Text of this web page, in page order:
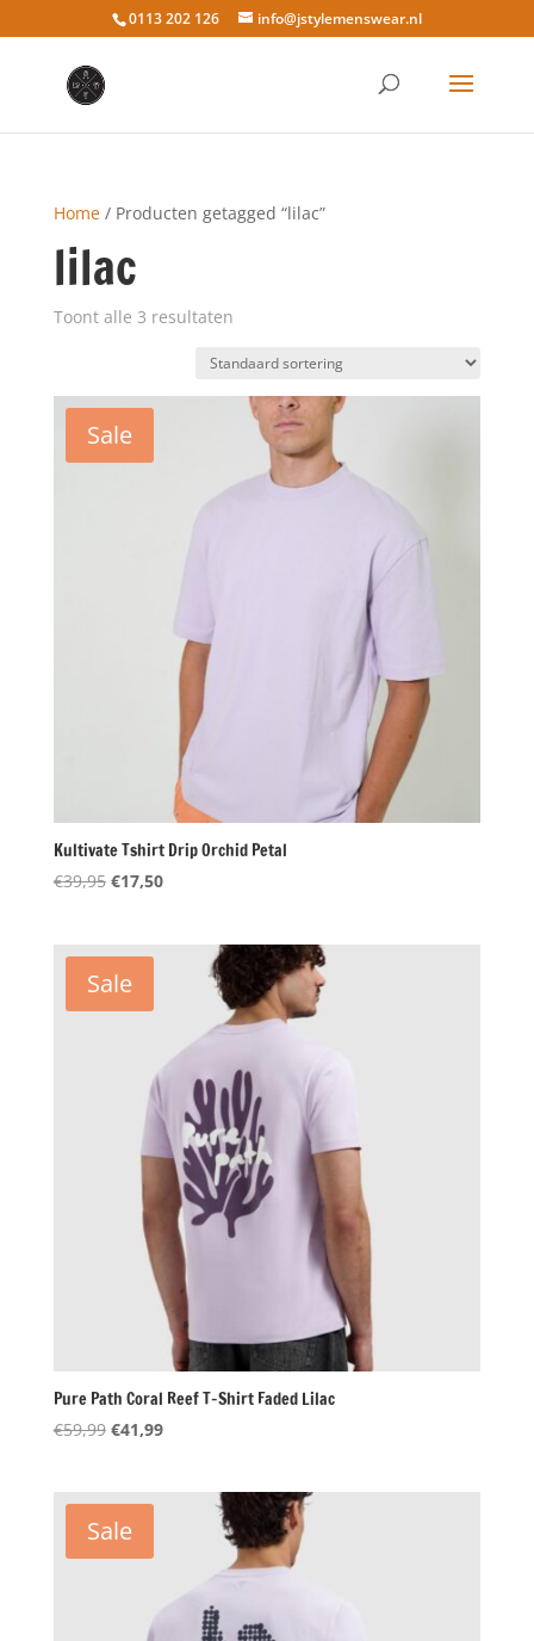
0113 202 126 info@jstylemenswear.nl
Home/ Producten getagged “lilac”
lilac
Toont alle 3 resultaten
Sale
Kultivate Tshirt Drip Orchid Petal
€39,95 Oorspronkelijke
€39,95.
€17,50Huidige
€17,50.
Sale
Pure Path Coral Reef T-Shirt Faded Lilac
€59,99 Oorspronkelijke
€59,99.
€41,99Huidige
€41,99.
Sale